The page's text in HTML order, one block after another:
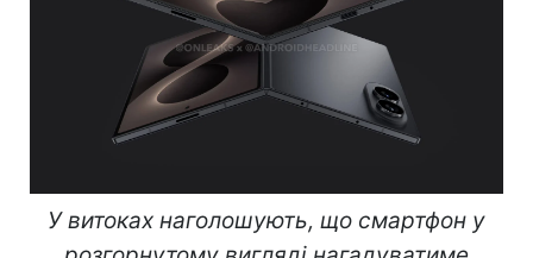
У витоках наголошують, що смартфон у